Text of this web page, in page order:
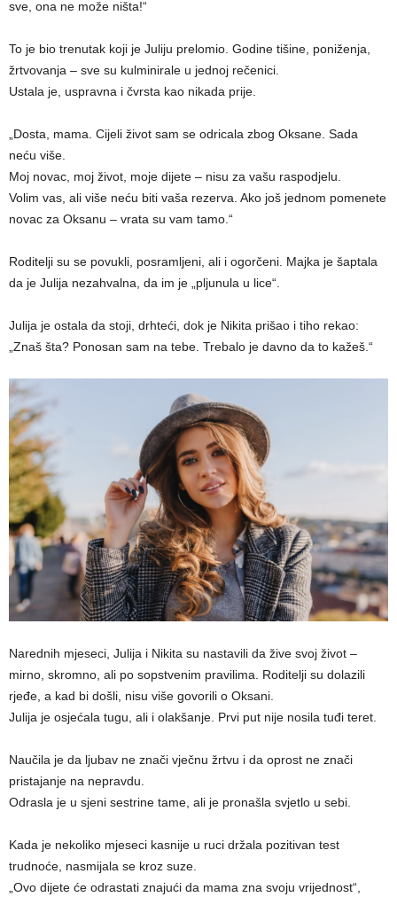
sve, ona ne može ništa!“
To je bio trenutak koji je Juliju prelomio. Godine tišine, poniženja,
žrtvovanja – sve su kulminirale u jednoj rečenici.
Ustala je, uspravna i čvrsta kao nikada prije.
„Dosta, mama. Cijeli život sam se odricala zbog Oksane. Sada
neću više.
Moj novac, moj život, moje dijete – nisu za vašu raspodjelu.
Volim vas, ali više neću biti vaša rezerva. Ako još jednom pomenete
novac za Oksanu – vrata su vam tamo.“
Roditelji su se povukli, posramljeni, ali i ogorčeni. Majka je šaptala
da je Julija nezahvalna, da im je „pljunula u lice“.
Julija je ostala da stoji, drhteći, dok je Nikita prišao i tiho rekao:
„Znaš šta? Ponosan sam na tebe. Trebalo je davno da to kažeš.“
Narednih mjeseci, Julija i Nikita su nastavili da žive svoj život –
mirno, skromno, ali po sopstvenim pravilima. Roditelji su dolazili
rjeđe, a kad bi došli, nisu više govorili o Oksani.
Julija je osjećala tugu, ali i olakšanje. Prvi put nije nosila tuđi teret.
Naučila je da ljubav ne znači vječnu žrtvu i da oprost ne znači
pristajanje na nepravdu.
Odrasla je u sjeni sestrine tame, ali je pronašla svjetlo u sebi.
Kada je nekoliko mjeseci kasnije u ruci držala pozitivan test
trudnoće, nasmijala se kroz suze.
„Ovo dijete će odrastati znajući da mama zna svoju vrijednost“,